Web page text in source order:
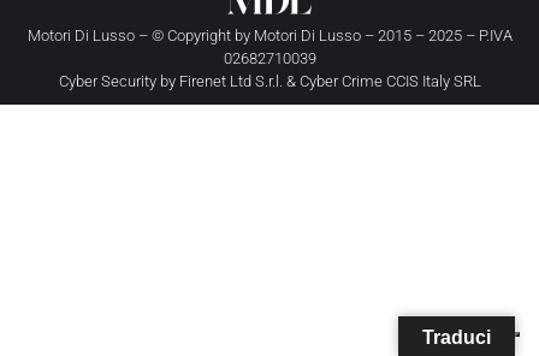
Motori Di Lusso – © Copyright by Motori Di Lusso– 2015 – 2025 – P.IVA
02682710039
Cyber Security by Firenet Ltd S.r.l. & Cyber Crime CCIS Italy SRL
Traduci